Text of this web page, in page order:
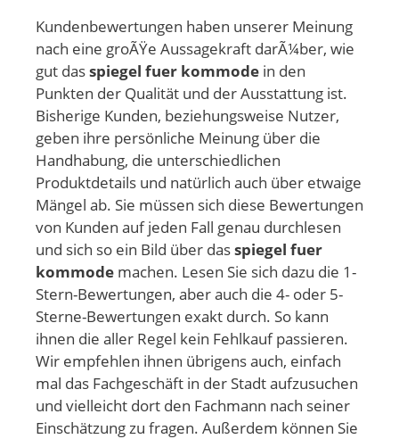
Kundenbewertungen haben unserer Meinung
nach eine groÃŸe Aussagekraft darÃ¼ber, wie
gut dasspiegel fuer kommode in den
Punkten der Qualität und der Ausstattung ist.
Bisherige Kunden, beziehungsweise Nutzer,
geben ihre persönliche Meinung über die
Handhabung, die unterschiedlichen
Produktdetails und natürlich auch über etwaige
Mängel ab. Sie müssen sich diese Bewertungen
von Kunden auf jeden Fall genau durchlesen
und sich so ein Bild über dasspiegel fuer
kommode machen. Lesen Sie sich dazu die 1-
Stern-Bewertungen, aber auch die 4- oder 5-
Sterne-Bewertungen exakt durch. So kann
ihnen die aller Regel kein Fehlkauf passieren.
Wir empfehlen ihnen übrigens auch, einfach
mal das Fachgeschäft in der Stadt aufzusuchen
und vielleicht dort den Fachmann nach seiner
Einschätzung zu fragen. Außerdem können Sie